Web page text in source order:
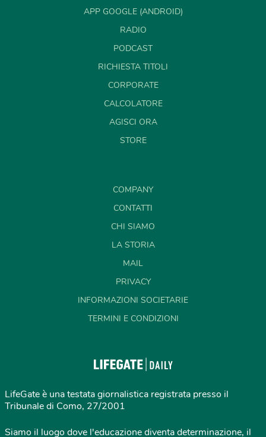
APP GOOGLE (ANDROID)
RADIO
PODCAST
RICHIESTA TITOLI
CORPORATE
CALCOLATORE
AGISCI ORA
STORE
COMPANY
CONTATTI
CHI SIAMO
LA STORIA
MAIL
PRIVACY
INFORMAZIONI SOCIETARIE
TERMINI E CONDIZIONI
LifeGate è una testata giornalistica registrata presso il
Tribunale di Como, 27/2001
Siamo il luogo dove l'educazione diventa determinazione, il